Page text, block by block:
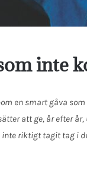
inte
en smart gåva
att ge, år efter
riktigt tagit tag i